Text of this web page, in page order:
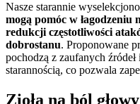
Nasze starannie
mogą pomóc w
redukcji częstotliwości
dobrostanu. Proponowane
pochodzą z zaufanych
starannością, co pozwala
Zioła na ból